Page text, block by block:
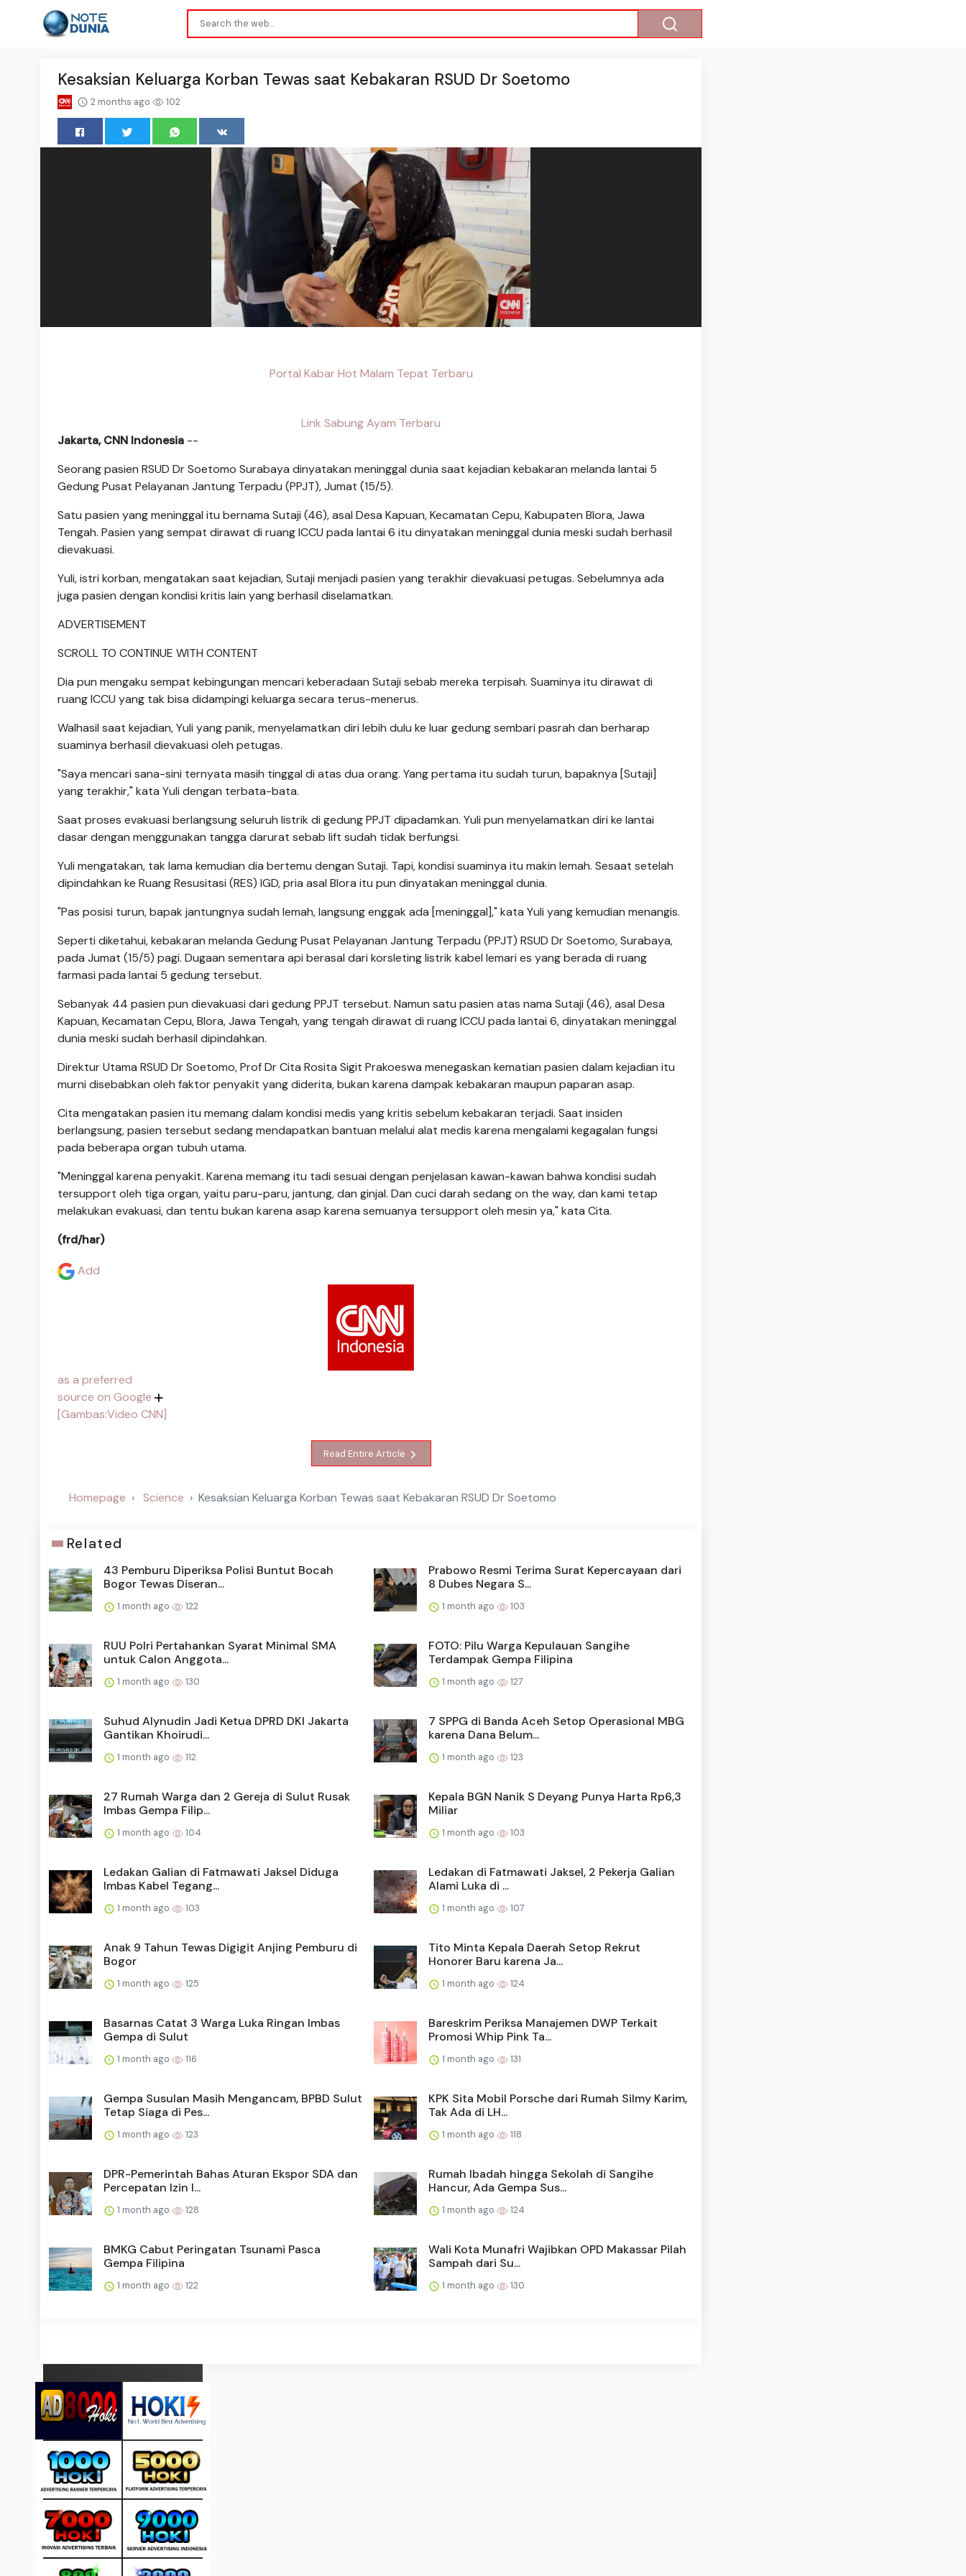
Kesaksian Keluarga Korban Tewas saat Kebakaran RSUD Dr Soetomo
2 months ago 102
Portal Kabar Hot Malam Tepat Terbaru
Link Sabung Ayam Terbaru
Jakarta, CNN Indonesia --
Seorang pasien RSUD Dr Soetomo Surabaya dinyatakan meninggal dunia saat kejadian kebakaran melanda lantai 5
Gedung Pusat Pelayanan Jantung Terpadu (PPJT), Jumat (15/5).
Satu pasien yang meninggal itu bernama Sutaji (46), asal Desa Kapuan, Kecamatan Cepu, Kabupaten Blora, Jawa
Tengah. Pasien yang sempat dirawat di ruang ICCU pada lantai 6 itu dinyatakan meninggal dunia meski sudah berhasil
dievakuasi.
Yuli, istri korban, mengatakan saat kejadian, Sutaji menjadi pasien yang terakhir dievakuasi petugas. Sebelumnya ada
juga pasien dengan kondisi kritis lain yang berhasil diselamatkan.
ADVERTISEMENT
SCROLL TO CONTINUE WITH CONTENT
Dia pun mengaku sempat kebingungan mencari keberadaan Sutaji sebab mereka terpisah. Suaminya itu dirawat di
ruang ICCU yang tak bisa didampingi keluarga secara terus-menerus.
Walhasil saat kejadian, Yuli yang panik, menyelamatkan diri lebih dulu ke luar gedung sembari pasrah dan berharap
suaminya berhasil dievakuasi oleh petugas.
"Saya mencari sana-sini ternyata masih tinggal di atas dua orang. Yang pertama itu sudah turun, bapaknya [Sutaji]
yang terakhir," kata Yuli dengan terbata-bata.
Saat proses evakuasi berlangsung seluruh listrik di gedung PPJT dipadamkan. Yuli pun menyelamatkan diri ke lantai
dasar dengan menggunakan tangga darurat sebab lift sudah tidak berfungsi.
Yuli mengatakan, tak lama kemudian dia bertemu dengan Sutaji. Tapi, kondisi suaminya itu makin lemah. Sesaat setelah
dipindahkan ke Ruang Resusitasi (RES) IGD, pria asal Blora itu pun dinyatakan meninggal dunia.
"Pas posisi turun, bapak jantungnya sudah lemah, langsung enggak ada [meninggal]," kata Yuli yang kemudian menangis.
Seperti diketahui, kebakaran melanda Gedung Pusat Pelayanan Jantung Terpadu (PPJT) RSUD Dr Soetomo, Surabaya,
pada Jumat (15/5) pagi. Dugaan sementara api berasal dari korsleting listrik kabel lemari es yang berada di ruang
farmasi pada lantai 5 gedung tersebut.
Sebanyak 44 pasien pun dievakuasi dari gedung PPJT tersebut. Namun satu pasien atas nama Sutaji (46), asal Desa
Kapuan, Kecamatan Cepu, Blora, Jawa Tengah, yang tengah dirawat di ruang ICCU pada lantai 6, dinyatakan meninggal
dunia meski sudah berhasil dipindahkan.
Direktur Utama RSUD Dr Soetomo, Prof Dr Cita Rosita Sigit Prakoeswa menegaskan kematian pasien dalam kejadian itu
murni disebabkan oleh faktor penyakit yang diderita, bukan karena dampak kebakaran maupun paparan asap.
Cita mengatakan pasien itu memang dalam kondisi medis yang kritis sebelum kebakaran terjadi. Saat insiden
berlangsung, pasien tersebut sedang mendapatkan bantuan melalui alat medis karena mengalami kegagalan fungsi
pada beberapa organ tubuh utama.
"Meninggal karena penyakit. Karena memang itu tadi sesuai dengan penjelasan kawan-kawan bahwa kondisi sudah
tersupport oleh tiga organ, yaitu paru-paru, jantung, dan ginjal. Dan cuci darah sedang on the way, dan kami tetap
melakukan evakuasi, dan tentu bukan karena asap karena semuanya tersupport oleh mesin ya," kata Cita.
(frd/har)
Add
as a preferred
source on Google
[Gambas:Video CNN]
Read Entire Article
Homepage Science Kesaksian Keluarga Korban Tewas saat Kebakaran RSUD Dr Soetomo
Related
43 Pemburu Diperiksa Polisi Buntut Bocah
Bogor Tewas Diseran...
1 month ago 122
Prabowo Resmi Terima Surat Kepercayaan dari
8 Dubes Negara S...
1 month ago 103
RUU Polri Pertahankan Syarat Minimal SMA
untuk Calon Anggota...
1 month ago 130
FOTO: Pilu Warga Kepulauan Sangihe
Terdampak Gempa Filipina
1 month ago 127
Suhud Alynudin Jadi Ketua DPRD DKI Jakarta
Gantikan Khoirudi...
1 month ago 112
7 SPPG di Banda Aceh Setop Operasional MBG
karena Dana Belum...
1 month ago 123
27 Rumah Warga dan 2 Gereja di Sulut Rusak
Imbas Gempa Filip...
1 month ago 104
Kepala BGN Nanik S Deyang Punya Harta Rp6,3
Miliar
1 month ago 103
Ledakan Galian di Fatmawati Jaksel Diduga
Imbas Kabel Tegang...
1 month ago 103
Ledakan di Fatmawati Jaksel, 2 Pekerja Galian
Alami Luka di ...
1 month ago 107
Anak 9 Tahun Tewas Digigit Anjing Pemburu di
Bogor
1 month ago 125
Tito Minta Kepala Daerah Setop Rekrut
Honorer Baru karena Ja...
1 month ago 124
Basarnas Catat 3 Warga Luka Ringan Imbas
Gempa di Sulut
1 month ago 116
Bareskrim Periksa Manajemen DWP Terkait
Promosi Whip Pink Ta...
1 month ago 131
Gempa Susulan Masih Mengancam, BPBD Sulut
Tetap Siaga di Pes...
1 month ago 123
KPK Sita Mobil Porsche dari Rumah Silmy Karim,
Tak Ada di LH...
1 month ago 118
DPR-Pemerintah Bahas Aturan Ekspor SDA dan
Percepatan Izin I...
1 month ago 128
Rumah Ibadah hingga Sekolah di Sangihe
Hancur, Ada Gempa Sus...
1 month ago 124
BMKG Cabut Peringatan Tsunami Pasca
Gempa Filipina
1 month ago 122
Wali Kota Munafri Wajibkan OPD Makassar Pilah
Sampah dari Su...
1 month ago 130